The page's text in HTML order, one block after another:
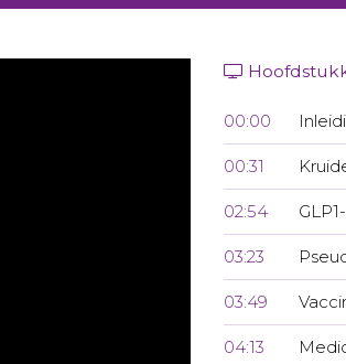
00:00
00:31
02:54
03:23
03:49
04:13